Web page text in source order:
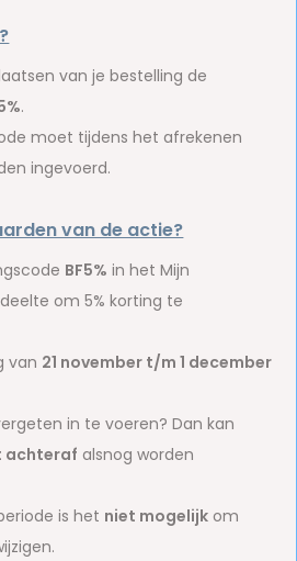
van je bestelling de
.
moet tijdens het afrekenen
ingevoerd.
van de actie?
BF5% in het Mijn
om 5% korting te
van 21 november t/m 1 december
in te voeren? Dan kan
achteraf alsnog worden
is het niet mogelijk om